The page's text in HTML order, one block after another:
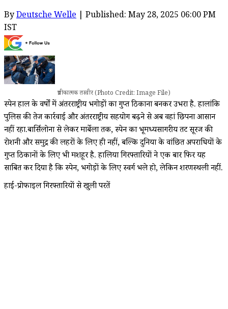
ByDeutsche Welle | Published: May 28, 2025 06:00 PM
IST
प्रतीकात्मक तस्वीर (Photo Credit: Image File)
स्पेन हाल के वर्षों में अंतरराष्ट्रीय भगोड़ों का गुप्त ठिकाना बनकर उभरा है. हालांकि
पुलिस की तेज कार्रवाई और अंतरराष्ट्रीय सहयोग बढ़ने से अब वहां छिपना आसान
नहीं रहा.बार्सिलोना से लेकर मार्बेला तक, स्पेन का भूमध्यसागरीय तट सूरज की
रोशनी और समुद्र की लहरों के लिए ही नहीं, बल्कि दुनिया के वांछित अपराधियों के
गुप्त ठिकानों के लिए भी मशहूर है. हालिया गिरफ्तारियों ने एक बार फिर यह
साबित कर दिया है कि स्पेन, भगोड़ों के लिए स्वर्ग भले हो, लेकिन शरणस्थली नहीं.
हाई-प्रोफाइल गिरफ्तारियों से खुली परतें